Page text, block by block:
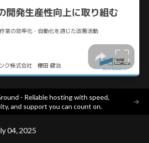
- Reliable hosting with speed,
and support you can count on.
→
04, 2025